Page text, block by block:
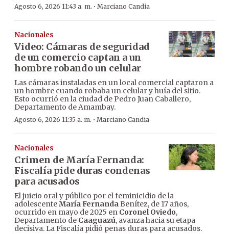
Agosto 6, 2026 11:43 a. m. · Marciano Candia
Nacionales
Video: Cámaras de seguridad
de un comercio captan a un
hombre robando un celular
Las cámaras instaladas en un local comercial captaron a
un hombre cuando robaba un celular y huía del sitio.
Esto ocurrió en la ciudad de Pedro Juan Caballero,
Departamento de Amambay.
Agosto 6, 2026 11:35 a. m. · Marciano Candia
Nacionales
Crimen de María Fernanda:
Fiscalía pide duras condenas
para acusados
El juicio oral y público por el feminicidio de la
adolescenteMaría FernandaBenítez, de 17 años,
ocurrido en mayo de 2025 en Coronel Oviedo,
Departamento de Caaguazú, avanza hacia su etapa
decisiva. La Fiscalía pidió penas duras para acusados.